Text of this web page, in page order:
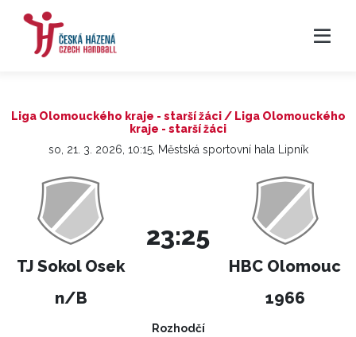
Liga Olomouckého kraje - starší žáci / Liga Olomouckého
kraje - starší žáci
so, 21. 3. 2026, 10:15, Městská sportovní hala Lipník
TJ Sokol Osek
n/B
23:25
HBC Olomouc
1966
Rozhodčí